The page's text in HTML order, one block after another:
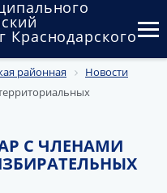
Краснодарского
контроль
районная
Новости
С ЧЛЕНАМИ